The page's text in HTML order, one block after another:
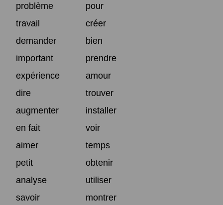
problème
pour
travail
créer
demander
bien
important
prendre
expérience
amour
dire
trouver
augmenter
installer
en fait
voir
aimer
temps
petit
obtenir
analyse
utiliser
savoir
montrer